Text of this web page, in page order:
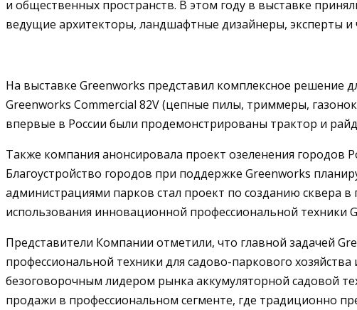
и общественных пространств. В этом году в выставке
ведущие архитекторы, ландшафтные дизайнеры, эксперты и
На выставке Greenworks представил комплексное решение
Greenworks Commercial 82V (цепные пилы, триммеры,
впервые в России были продемонстрированы трактор и
Также компания анонсировала проект озеленения городов
Благоустройство городов при поддержке Greenworks
администрациями парков стал проект по созданию сквера в
использования инновационной профессиональной техники
Представители Компании отметили, что главной задачей
профессиональной техники для садово-паркового
безоговорочным лидером рынка аккумуляторной садовой
продажи в профессиональном сегменте, где традиционно